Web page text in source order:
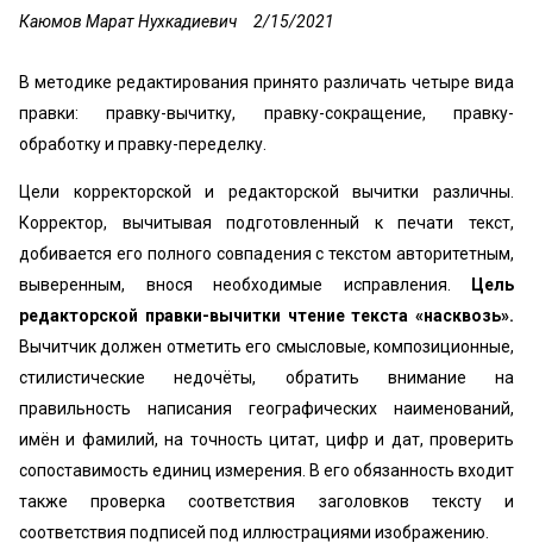
Каюмов Марат Нухкадиевич 2/15/2021
В методике редактирования принято различать четыре вида
правки: правку-вычитку, правку-сокращение, правку-
обработку и правку-переделку.
Цели корректорской и редакторской вычитки различны.
Корректор, вычитывая подготовленный к печати текст,
добивается его полного совпадения с текстом авторитетным,
выверенным, внося необходимые исправления.
Цель
редакторской правки-вычитки чтение текста «насквозь».
Вычитчик должен отметить его смысловые, композиционные,
стилистические недочёты, обратить внимание на
правильность написания географических наименований,
имён и фамилий, на точность цитат, цифр и дат, проверить
сопоставимость единиц измерения. В его обязанность входит
также проверка соответствия заголовков тексту и
соответствия подписей под иллюстрациями изображению.